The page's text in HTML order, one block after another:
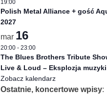
19:00
Polish Metal Alliance + gość
2027
mar 16
20:00- 23:00
The Blues Brothers Tribute
Live & Loud – Eksplozja
Zobacz kalendarz
Ostatnie, koncertowe wpisy: